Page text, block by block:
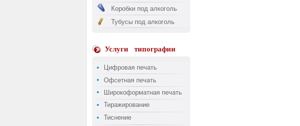
Коробки под алкоголь
Тубусы под алкоголь
Услуги типографии
Цифровая печать
Офсетная печать
Широкоформатная печать
Тиражирование
Тиснение